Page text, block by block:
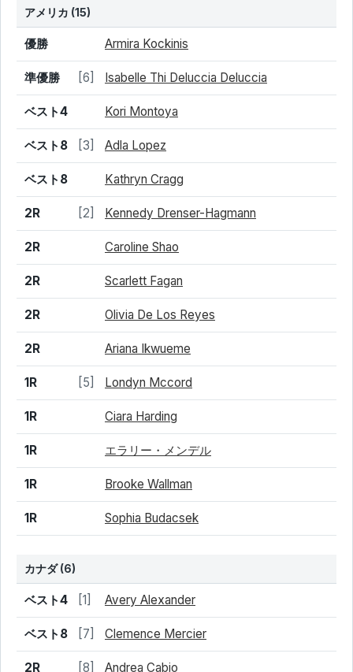
アメリカ (15)
結果 選手名
優勝 Armira Kockinis
準優勝 [6] Isabelle Thi Deluccia Deluccia
ベスト4 Kori Montoya
ベスト8 [3] Adla Lopez
ベスト8 Kathryn Cragg
2R [2] Kennedy Drenser-Hagmann
2R Caroline Shao
2R Scarlett Fagan
2R Olivia De Los Reyes
2R Ariana Ikwueme
1R [5] Londyn Mccord
1R Ciara Harding
1R エラリー・メンデル
1R Brooke Wallman
1R Sophia Budacsek
カナダ(6)
結果 シード 選手名
ベスト4 [1] Avery Alexander
ベスト8 [7] Clemence Mercier
2R [8] Andrea Cabio